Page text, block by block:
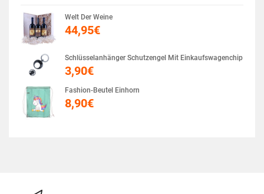
Welt Der Weine
44,95€
Schlüsselanhänger Schutzengel Mit Einkaufswagenchip
3,90€
Fashion-Beutel Einhorn
8,90€